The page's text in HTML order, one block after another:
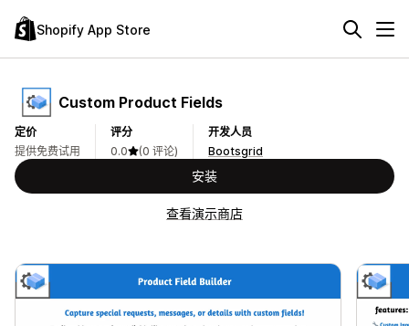
Shopify App Store
Custom Product Fields
定价
提供免费试用
评分
0.0
(0 评论)
开发人员
Bootsgrid
安装
查看演示商店